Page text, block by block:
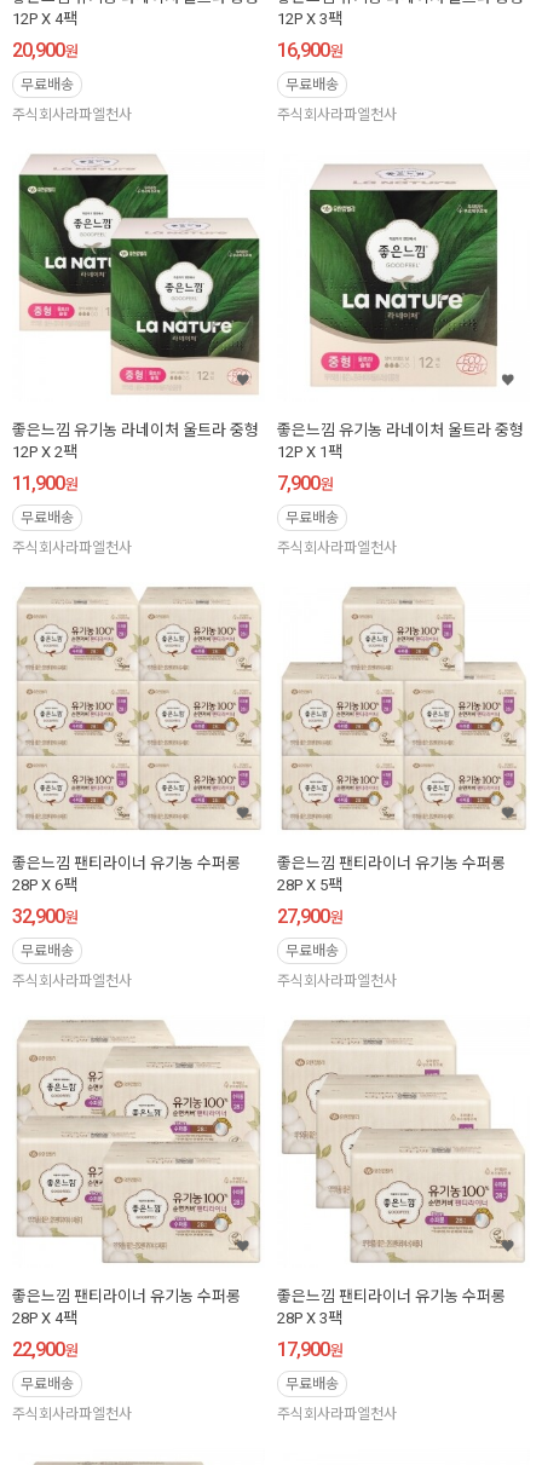
12P X 4팩
20,900원
무료배송
주식회사라파엘천사
12P X 3팩
16,900원
무료배송
주식회사라파엘천사
좋은느낌 유기농 라네이처 울트라 중형
12P X 2팩
11,900원
무료배송
주식회사라파엘천사
좋은느낌 유기농 라네이처 울트라 중형
12P X 1팩
7,900원
무료배송
주식회사라파엘천사
좋은느낌 팬티라이너 유기농 수퍼롱
28P X 6팩
32,900원
무료배송
주식회사라파엘천사
좋은느낌 팬티라이너 유기농 수퍼롱
28P X 5팩
27,900원
무료배송
주식회사라파엘천사
좋은느낌 팬티라이너 유기농 수퍼롱
28P X 4팩
22,900원
무료배송
주식회사라파엘천사
좋은느낌 팬티라이너 유기농 수퍼롱
28P X 3팩
17,900원
무료배송
주식회사라파엘천사